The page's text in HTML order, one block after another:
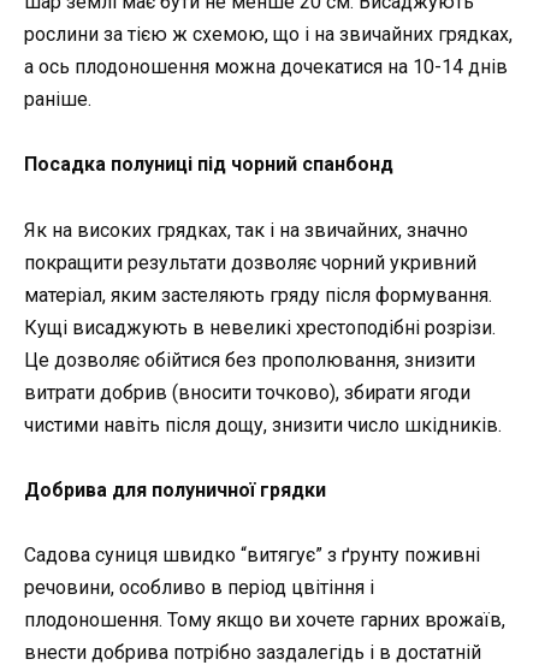
рослини за тією ж схемою, що і на звичайних грядках,
а ось плодоношення можна дочекатися на 10-14 днів
раніше.
Посадка полуниці під чорний спанбонд
Як на високих грядках, так і на звичайних, значно
покращити результати дозволяє чорний укривний
матеріал, яким застеляють гряду після формування.
Кущі висаджують в невеликі хрестоподібні розрізи.
Це дозволяє обійтися без прополювання, знизити
витрати добрив (вносити точково), збирати ягоди
чистими навіть після дощу, знизити число шкідників.
Добрива для полуничної грядки
Садова суниця швидко “витягує” з ґрунту поживні
речовини, особливо в період цвітіння і
плодоношення. Тому якщо ви хочете гарних врожаїв,
внести добрива потрібно заздалегідь і в достатній